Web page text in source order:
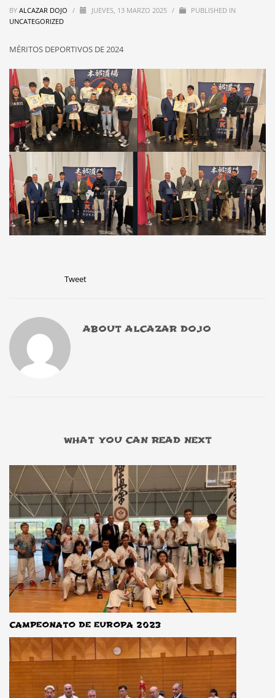
BY ALCAZAR DOJO / JUEVES, 13 MARZO 2025 /
PUBLISHED IN
UNCATEGORIZED
MÉRITOS DEPORTIVOS DE 2024
Tweet
ABOUTALCAZAR DOJO
WHAT YOU CAN READ NEXT
CAMPEONATO DE EUROPA 2023